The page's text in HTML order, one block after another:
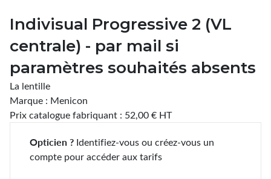
Indivisual Progressive 2 (VL
centrale) - par mail si
paramètres souhaités absents
La lentille
Marque : Menicon
Prix catalogue fabriquant : 52,00 € HT
Opticien ? Identifiez-vous ou créez-vous un
compte pour accéder aux tarifs